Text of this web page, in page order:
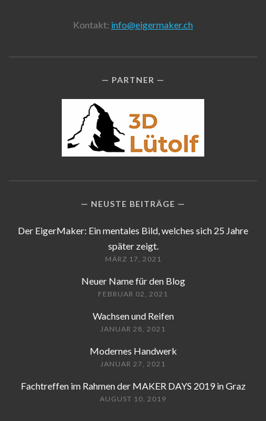
Kontakt: info@eigermaker.ch
PARTNER
NEUSTE BEITRÄGE
Der EigerMaker: Ein mentales Bild, welches sich 25 Jahre
später zeigt.
MÄRZ 17, 2021
Neuer Name für den Blog
FEBRUAR 02, 2021
Wachsen und Reifen
JANUAR 28, 2021
Modernes Handwerk
JANUAR 27, 2021
Fachtreffen im Rahmen der MAKER DAYS 2019 in Graz
AUGUST 10, 2019